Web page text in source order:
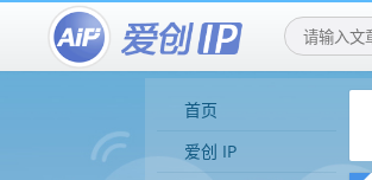
首页
爱创 IP